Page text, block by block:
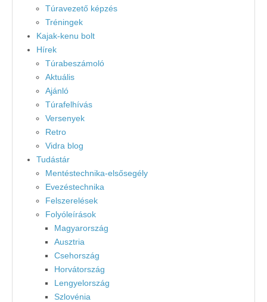
Túravezető képzés
Tréningek
Kajak-kenu bolt
Hírek
Túrabeszámoló
Aktuális
Ajánló
Túrafelhívás
Versenyek
Retro
Vidra blog
Tudástár
Mentéstechnika-elsősegély
Evezéstechnika
Felszerelések
Folyóleírások
Magyarország
Ausztria
Csehország
Horvátország
Lengyelország
Szlovénia